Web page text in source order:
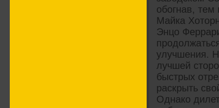
обогнав,
Майка
Энцо
улучшения.
лучшей
быстрых
раскрыть
Однако